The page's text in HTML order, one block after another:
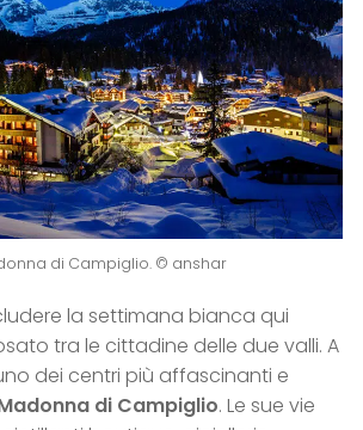
di Campiglio. © anshar
la settimana bianca qui
tra le cittadine delle due valli. A
dei centri più affascinanti e
di Campiglio. Le sue vie